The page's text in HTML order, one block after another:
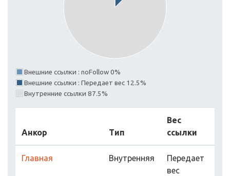
Внешние ссылки : noFollow 0%
Внешние ссылки : Передает вес 12.5%
Внутренние ссылки 87.5%
Анкор Тип
Вес
ссылки
Главная Внутренняя
Передает
вес